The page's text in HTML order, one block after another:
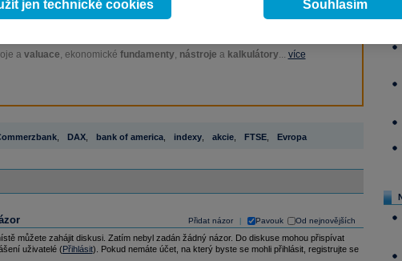
zpravodajství, ale i další služby získáte v Patria Plus / Investor Plus -sms
a valuace, ekonomické fundamenty, nástroje a kalkulátory... více
, DAX, bank of america, indexy, akcie, FTSE, Evropa
Přidat názor Pavouk Od nejnovějších
můžete zahájit diskusi. Zatím nebyl zadán žádný názor. Do diskuse mohou přispívat
uživatelé (Přihlásit). Pokud nemáte účet, na který byste se mohli přihlásit, registrujte se
jen technické cookies Souhlasím